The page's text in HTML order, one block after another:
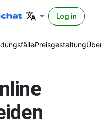
Preisgestaltung
Log in